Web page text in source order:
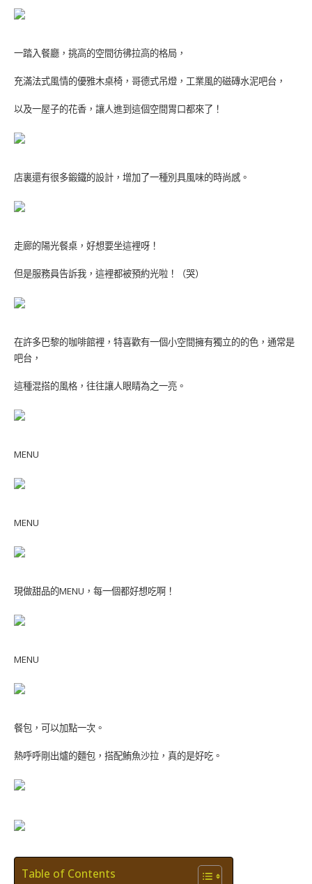
一踏入餐廳，挑高的空間彷彿拉高的格局，
充滿法式風情的優雅木桌椅，哥德式吊燈，工業風的磁磚水泥吧台，
以及一屋子的花香，讓人進到這個空間胃口都來了！
店裏還有很多鍛鐵的設計，增加了一種別具風味的時尚感。
走廊的陽光餐桌，好想要坐這裡呀！
但是服務員告訴我，這裡都被預約光啦！（哭）
在許多巴黎的咖啡館裡，特喜歡有一個小空間擁有獨立的的色，通常是
吧台，
這種混搭的風格，往往讓人眼睛為之一亮。
MENU
MENU
現做甜品的MENU ，每一個都好想吃啊！
MENU
餐包，可以加點一次。
熱呼呼剛出爐的麵包，搭配鮪魚沙拉，真的是好吃。
Table of Contents